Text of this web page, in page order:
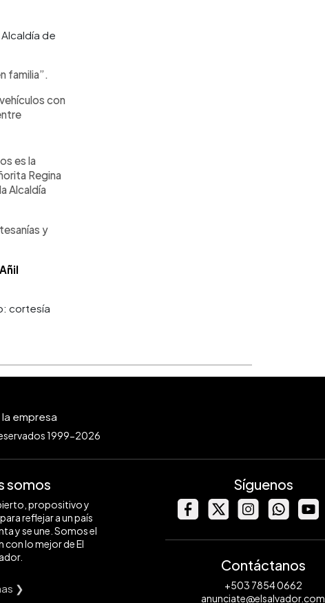
de
familia”.
con
es la
Regina
Alcaldía
y
cortesía
1999-2026
somos
propositivo y
reflejar a un país
y se une. Somos el
lo mejor de El
❯
Síguenos
Contáctanos
+503 7854 0662
anunciate@elsalvador.com